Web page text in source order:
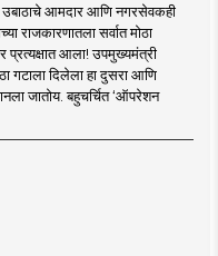
आमदार आणि नगरसेवकही
राजकारणातला सर्वात मोठा
आला! उपमुख्यमंत्री
गटाला दिलेला हा दुसरा आणि
जातोय. बहुचर्चित ‘ऑपरेशन